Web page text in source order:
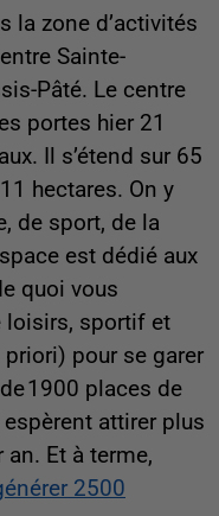
la zone d’activités
Sainte-
Pâté. Le centre
portes hier 21
Il s’étend sur 65
hectares. On y
de sport, de la
est dédié aux
quoi vous
loisirs, sportif et
pour se garer
1900 places de
attirer plus
Et à terme,
2500